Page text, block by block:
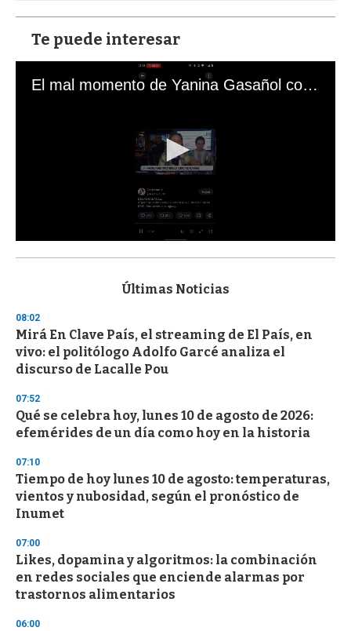
Te puede interesar
El mal momento de Yanina Gasañol con un hincha argentino en "Subrayado"
s
d
s
o
f
3
s
e
c
o
d
s
Últimas Noticias
08:02
Mirá En Clave País, el streaming de El País, en
vivo: el politólogo Adolfo Garcé analiza el
discurso de Lacalle Pou
07:52
Qué se celebra hoy, lunes 10 de agosto de 2026:
efemérides de un día como hoy en la historia
07:10
Tiempo de hoy lunes 10 de agosto: temperaturas,
vientos y nubosidad, según el pronóstico de
Inumet
07:00
Likes, dopamina y algoritmos: la combinación
en redes sociales que enciende alarmas por
trastornos alimentarios
06:00